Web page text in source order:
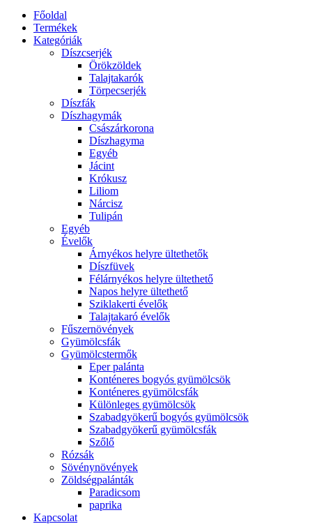
Főoldal
Termékek
Kategóriák
Díszcserjék
Örökzöldek
Talajtakarók
Törpecserjék
Díszfák
Díszhagymák
Császárkorona
Díszhagyma
Egyéb
Jácint
Krókusz
Liliom
Nárcisz
Tulipán
Egyéb
Évelők
Árnyékos helyre ültethetők
Díszfüvek
Félárnyékos helyre ültethető
Napos helyre ültethető
Sziklakerti évelők
Talajtakaró évelők
Fűszernövények
Gyümölcsfák
Gyümölcstermők
Eper palánta
Konténeres bogyós gyümölcsök
Konténeres gyümölcsfák
Különleges gyümölcsök
Szabadgyökerű bogyós gyümölcsök
Szabadgyökerű gyümölcsfák
Szőlő
Rózsák
Sövénynövények
Zöldségpalánták
Paradicsom
paprika
Kapcsolat